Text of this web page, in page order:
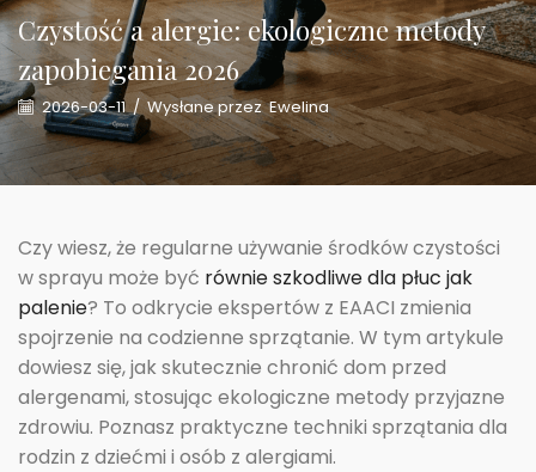
Czystość a alergie: ekologiczne metody
zapobiegania 2026
2026-03-11 / Wysłane przez Ewelina
Czy wiesz, że regularne używanie środków czystości
w sprayu może być równie szkodliwe dla płuc jak
palenie? To odkrycie ekspertów z EAACI zmienia
spojrzenie na codzienne sprzątanie. W tym artykule
dowiesz się, jak skutecznie chronić dom przed
alergenami, stosując ekologiczne metody przyjazne
zdrowiu. Poznasz praktyczne techniki sprzątania dla
rodzin z dziećmi i osób z alergiami.